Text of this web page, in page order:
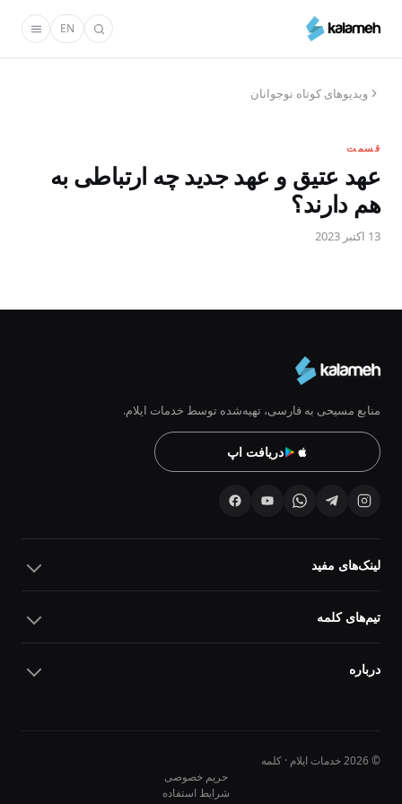
محتوای
EN
ویدیو‌های کوتاه نوجوانان
قسمت
عهد عتیق و عهد جدید چه ارتباطی به
هم دارند؟
13 اکتبر 2023
منابع مسیحی به فارسی، تهیه‌شده توسط خدمات ایلام.
دریافت اپ
لینک‌های مفید
تیم‌های کلمه
درباره
© 2026 خدمات ایلام · کلمه
حریم خصوصی
شرایط استفاده